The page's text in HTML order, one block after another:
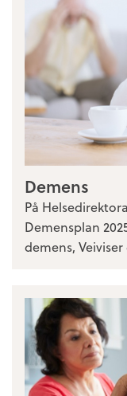
Demens
På
Demensplan
demens,